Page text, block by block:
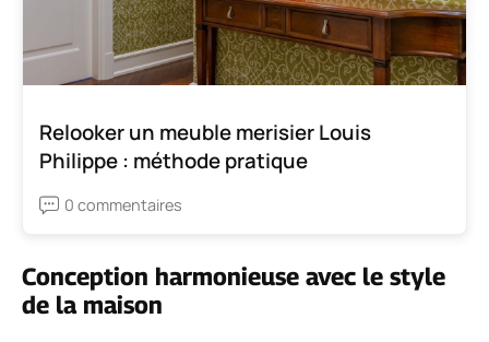
Relooker un meuble merisier Louis
Philippe : méthode pratique
0 commentaires
Conception harmonieuse avec le style
de la maison